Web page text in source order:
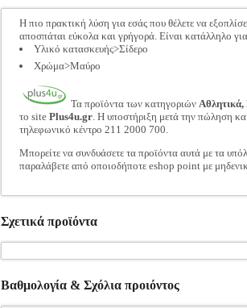
Η πιο πρακτική λύση για εσάς που θέλετε να
αποσπάται εύκολα και γρήγορά. Είναι κατάλληλο
Υλικό κατασκευής>Σίδερο
Χρώμα>Μαύρο
Τα προϊόντα των κατηγοριών
το site Plus4u.gr. Η υποστήριξη μετά την πώληση
τηλεφωνικό κέντρο 211 2000 700.
Μπορείτε να συνδυάσετε τα προϊόντα αυτά με τα
παραλάβετε από οποιοδήποτε eshop point με
Σχετικά προϊόντα
Βαθμολογία & Σχόλια προιόντος